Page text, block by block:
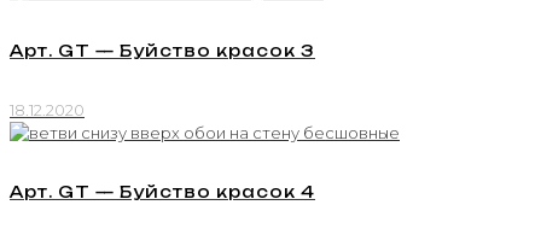
Арт. GT — Буйство красок 3
18.12.2020
Арт. GT — Буйство красок 4